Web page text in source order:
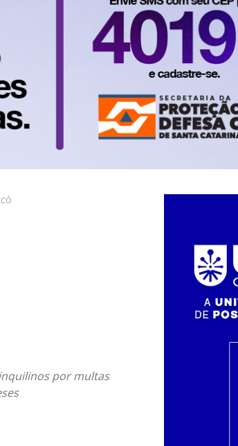
por multas